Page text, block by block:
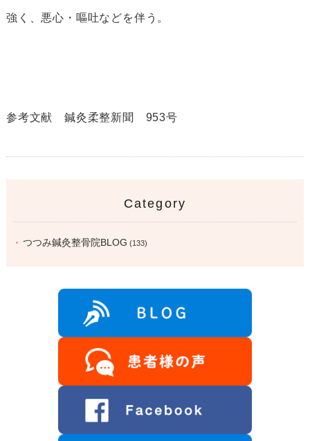
強く、悪心・嘔吐などを伴う。
参考文献 鍼灸柔整新聞 953号
Category
つつみ鍼灸整骨院BLOG (133)